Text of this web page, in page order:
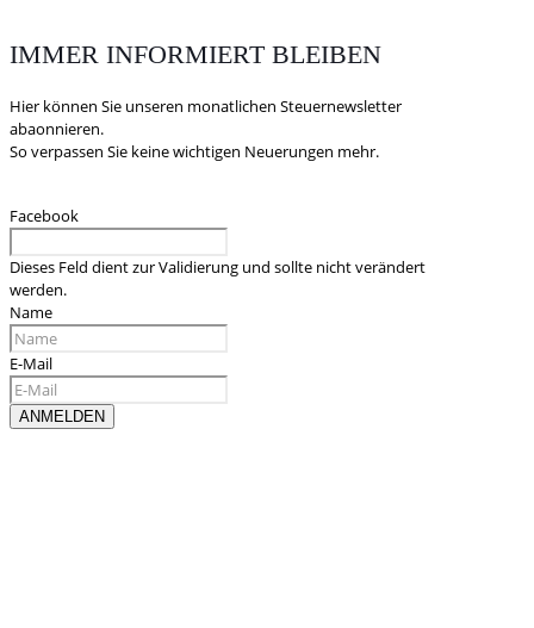
IMMER INFORMIERT BLEIBEN
Hier können Sie unseren monatlichen Steuernewsletter
abaonnieren.
So verpassen Sie keine wichtigen Neuerungen mehr.
Facebook
Dieses Feld dient zur Validierung und sollte nicht verändert
werden.
Name
E-Mail